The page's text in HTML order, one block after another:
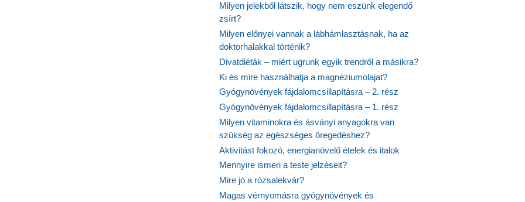
Milyen jelekből látszik, hogy nem eszünk elegendő
zsírt?
Milyen előnyei vannak a lábhámlasztásnak, ha az
doktorhalakkal történik?
Divatdiéták – miért ugrunk egyik trendről a másikra?
Ki és mire használhatja a magnéziumolajat?
Gyógynövények fájdalomcsillapításra – 2. rész
Gyógynövények fájdalomcsillapításra – 1. rész
Milyen vitaminokra és ásványi anyagokra van
szükség az egészséges öregedéshez?
Aktivitást fokozó, energianövelő ételek és italok
Mennyire ismeri a teste jelzéseit?
Mire jó a rózsalekvár?
Magas vérnyomásra gyógynövények és